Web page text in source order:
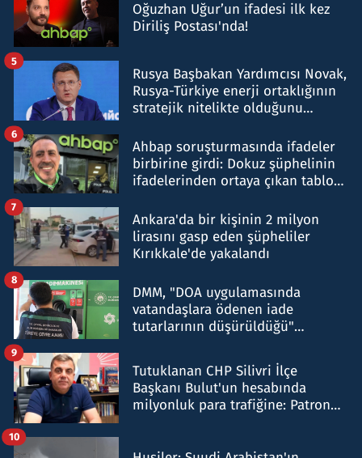
Oğuzhan Uğur’un ifadesi ilk kez
Diriliş Postası'nda!
Rusya Başbakan Yardımcısı Novak,
Rusya-Türkiye enerji ortaklığının
stratejik nitelikte olduğunu
5
Ahbap soruşturmasında ifadeler
birbirine girdi: Dokuz şüphelinin
ifadelerinden ortaya çıkan tablo
6
Ankara'da bir kişinin 2 milyon
lirasını gasp eden şüpheliler
Kırıkkale'de yakalandı
7
DMM, "DOA uygulamasında
vatandaşlara ödenen iade
tutarlarının düşürüldüğü"
8
Tutuklanan CHP Silivri İlçe
Başkanı Bulut'un hesabında
milyonluk para trafiğine: Patron
9
10